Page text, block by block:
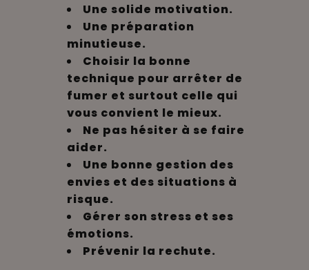
Une solide motivation.
Une préparation
minutieuse.
Choisir la bonne
technique pour arrêter de
fumer et surtout celle qui
vous convient le mieux.
Ne pas hésiter à se faire
aider.
Une bonne gestion des
envies et des situations à
risque.
Gérer son stress et ses
émotions.
Prévenir la rechute.